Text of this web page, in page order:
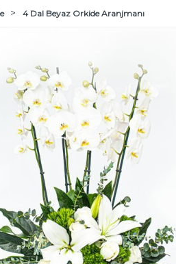
4 Dal Beyaz Orkide Aranjmanı